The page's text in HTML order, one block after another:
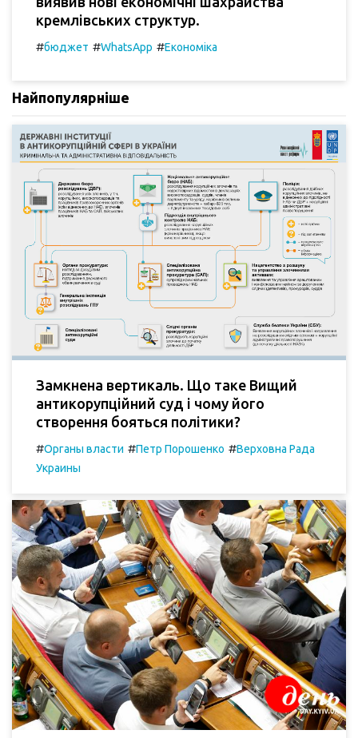
кремлівських структур.
#бюджет #WhatsApp #Економіка
Найпопулярніше
Замкнена вертикаль. Що таке Вищий
антикорупційний суд і чому його
створення бояться політики?
#Органы власти #Петр Порошенко #Верховна Рада
Украины